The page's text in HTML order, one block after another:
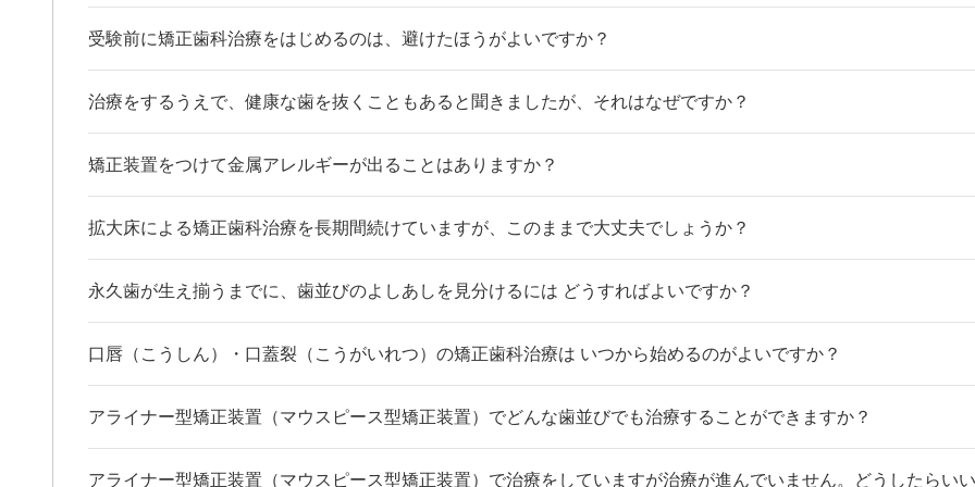
受験前に矯正歯科治療をはじめるのは、避けたほうがよいですか？
治療をするうえで、健康な歯を抜くこともあると聞きましたが、それはなぜですか？
矯正装置をつけて金属アレルギーが出ることはありますか？
拡大床による矯正歯科治療を長期間続けていますが、このままで大丈夫でしょうか？
永久歯が生え揃うまでに、歯並びのよしあしを見分けるには どうすればよいですか？
口唇（こうしん）・口蓋裂（こうがいれつ）の矯正歯科治療は いつから始めるのがよいですか？
アライナー型矯正装置（マウスピース型矯正装置）でどんな歯並びでも治療することができますか？
アライナー型矯正装置（マウスピース型矯正装置）で治療をしていますが治療が進んでいません。どうしたらい